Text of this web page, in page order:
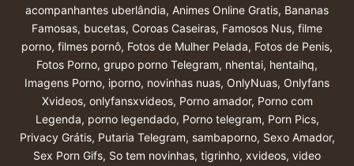
acompanhantes uberlândia, Animes Online Gratis, Bananas
Famosas, bucetas, Coroas Caseiras, Famosos Nus, filme
porno, filmes pornô, Fotos de Mulher Pelada, Fotos de Penis,
Fotos Porno, grupo porno Telegram, nhentai, hentaihq,
Imagens Porno, iporno, novinhas nuas, OnlyNuas, Onlyfans
Xvideos, onlyfansxvideos, Porno amador, Porno com
Legenda, porno legendado, Porno telegram, Porn Pics,
Privacy Grátis, Putaria Telegram, sambaporno, Sexo Amador,
Sex Porn Gifs, So tem novinhas, tigrinho, xvideos, video